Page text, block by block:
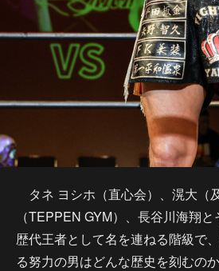
タネ ヨシホ（直心会）、滉大（
（TEPPEN GYM）、長谷川海翔
歴代王者として名を連ねる階級で
る努力の男はどんな歴史を刻むのか